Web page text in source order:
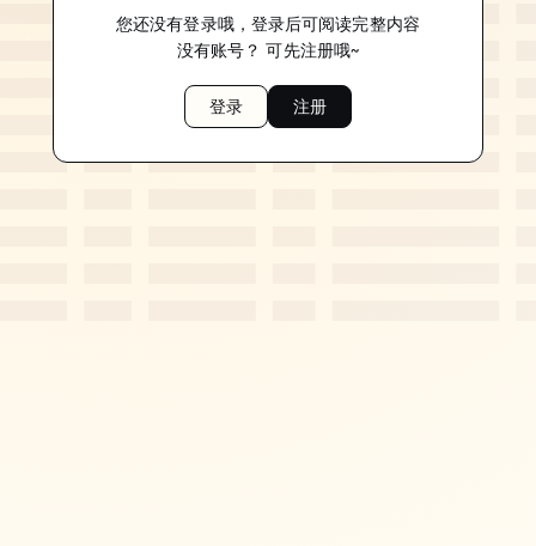
您还没有登录哦，登录后可阅读完整内容
没有账号？ 可先注册哦~
登录 注册